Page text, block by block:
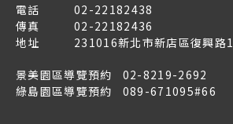
電話
02-22182438
傳真
02-22182436
地址
231016新北市新店區復興路
景美園區導覽預約
02-8219-2692
綠島園區導覽預約
089-671095#66